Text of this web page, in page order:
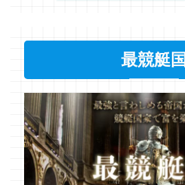
最競艇国